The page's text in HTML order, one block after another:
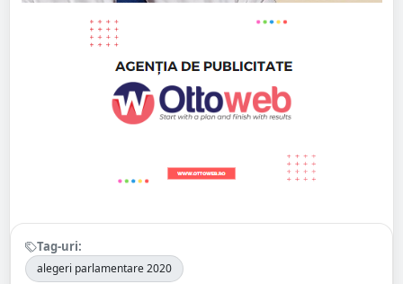
Tag-uri:
alegeri parlamentare 2020